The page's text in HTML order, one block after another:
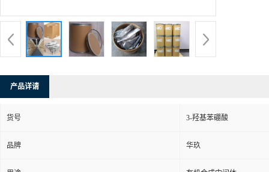
产品详请
货号 3-羟基苯硼酸
品牌 华玖